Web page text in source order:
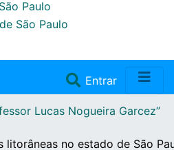
Entrar(current)
Lucas Nogueira Garcez”
litorâneas no estado de São